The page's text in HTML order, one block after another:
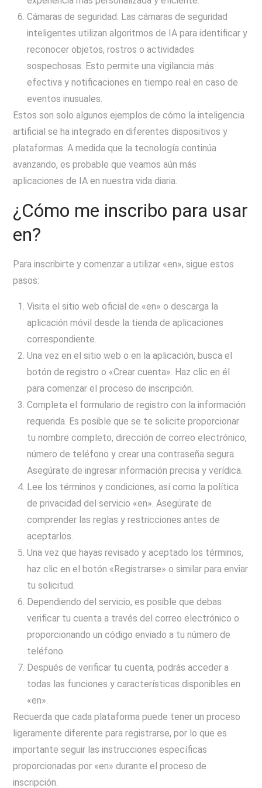
Cámaras de seguridad: Las cámaras de seguridad
inteligentes utilizan algoritmos de IA para identificar y
reconocer objetos, rostros o actividades
sospechosas. Esto permite una vigilancia más
efectiva y notificaciones en tiempo real en caso de
eventos inusuales.
Estos son solo algunos ejemplos de cómo la inteligencia
artificial se ha integrado en diferentes dispositivos y
plataformas. A medida que la tecnología continúa
avanzando, es probable que veamos aún más
aplicaciones de IA en nuestra vida diaria.
¿Cómo me inscribo para usar
en?
Para inscribirte y comenzar a utilizar «en», sigue estos
pasos:
Visita el sitio web oficial de «en» o descarga la
aplicación móvil desde la tienda de aplicaciones
correspondiente.
Una vez en el sitio web o en la aplicación, busca el
botón de registro o «Crear cuenta». Haz clic en él
para comenzar el proceso de inscripción.
Completa el formulario de registro con la información
requerida. Es posible que se te solicite proporcionar
tu nombre completo, dirección de correo electrónico,
número de teléfono y crear una contraseña segura.
Asegúrate de ingresar información precisa y verídica.
Lee los términos y condiciones, así como la política
de privacidad del servicio «en». Asegúrate de
comprender las reglas y restricciones antes de
aceptarlos.
Una vez que hayas revisado y aceptado los términos,
haz clic en el botón «Registrarse» o similar para enviar
tu solicitud.
Dependiendo del servicio, es posible que debas
verificar tu cuenta a través del correo electrónico o
proporcionando un código enviado a tu número de
teléfono.
Después de verificar tu cuenta, podrás acceder a
todas las funciones y características disponibles en
«en».
Recuerda que cada plataforma puede tener un proceso
ligeramente diferente para registrarse, por lo que es
importante seguir las instrucciones específicas
proporcionadas por «en» durante el proceso de
inscripción.